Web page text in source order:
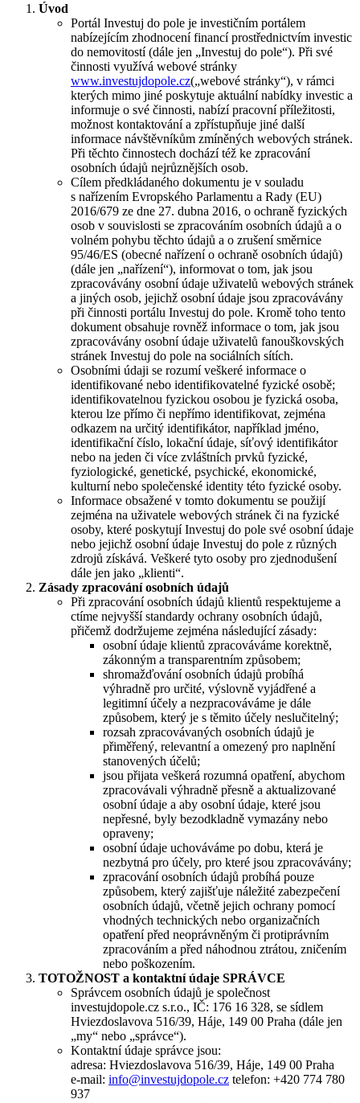
Úvod
Portál Investuj do pole je investičním portálem
nabízejícím zhodnocení financí prostřednictvím investic
do nemovitostí (dále jen „Investuj do pole“). Při své
činnosti využívá webové stránky
www.investujdopole.cz(„webové stránky“), v rámci
kterých mimo jiné poskytuje aktuální nabídky investic a
informuje o své činnosti, nabízí pracovní příležitosti,
možnost kontaktování a zpřístupňuje jiné další
informace návštěvníkům zmíněných webových stránek.
Při těchto činnostech dochází též ke zpracování
osobních údajů nejrůznějších osob.
Cílem předkládaného dokumentu je v souladu
s nařízením Evropského Parlamentu a Rady (EU)
2016/679 ze dne 27. dubna 2016, o ochraně fyzických
osob v souvislosti se zpracováním osobních údajů a o
volném pohybu těchto údajů a o zrušení směrnice
95/46/ES (obecné nařízení o ochraně osobních údajů)
(dále jen „nařízení“), informovat o tom, jak jsou
zpracovávány osobní údaje uživatelů webových stránek
a jiných osob, jejichž osobní údaje jsou zpracovávány
při činnosti portálu Investuj do pole. Kromě toho tento
dokument obsahuje rovněž informace o tom, jak jsou
zpracovávány osobní údaje uživatelů fanouškovských
stránek Investuj do pole na sociálních sítích.
Osobními údaji se rozumí veškeré informace o
identifikované nebo identifikovatelné fyzické osobě;
identifikovatelnou fyzickou osobou je fyzická osoba,
kterou lze přímo či nepřímo identifikovat, zejména
odkazem na určitý identifikátor, například jméno,
identifikační číslo, lokační údaje, síťový identifikátor
nebo na jeden či více zvláštních prvků fyzické,
fyziologické, genetické, psychické, ekonomické,
kulturní nebo společenské identity této fyzické osoby.
Informace obsažené v tomto dokumentu se použijí
zejména na uživatele webových stránek či na fyzické
osoby, které poskytují Investuj do pole své osobní údaje
nebo jejichž osobní údaje Investuj do pole z různých
zdrojů získává. Veškeré tyto osoby pro zjednodušení
dále jen jako „klienti“.
Zásady zpracování osobních údajů
Při zpracování osobních údajů klientů respektujeme a
ctíme nejvyšší standardy ochrany osobních údajů,
přičemž dodržujeme zejména následující zásady:
osobní údaje klientů zpracováváme korektně,
zákonným a transparentním způsobem;
shromažďování osobních údajů probíhá
výhradně pro určité, výslovně vyjádřené a
legitimní účely a nezpracováváme je dále
způsobem, který je s těmito účely neslučitelný;
rozsah zpracovávaných osobních údajů je
přiměřený, relevantní a omezený pro naplnění
stanovených účelů;
jsou přijata veškerá rozumná opatření, abychom
zpracovávali výhradně přesně a aktualizované
osobní údaje a aby osobní údaje, které jsou
nepřesné, byly bezodkladně vymazány nebo
opraveny;
osobní údaje uchováváme po dobu, která je
nezbytná pro účely, pro které jsou zpracovávány;
zpracování osobních údajů probíhá pouze
způsobem, který zajišťuje náležité zabezpečení
osobních údajů, včetně jejich ochrany pomocí
vhodných technických nebo organizačních
opatření před neoprávněným či protiprávním
zpracováním a před náhodnou ztrátou, zničením
nebo poškozením.
TOTOŽNOST a kontaktní údaje SPRÁVCE
Správcem osobních údajů je společnost
investujdopole.cz s.r.o., IČ: 176 16 328, se sídlem
Hviezdoslavova 516/39, Háje, 149 00 Praha (dále jen
„my“ nebo „správce“).
Kontaktní údaje správce jsou:
adresa: Hviezdoslavova 516/39, Háje, 149 00 Praha
e-mail: info@investujdopole.cz telefon: +420 774 780
937